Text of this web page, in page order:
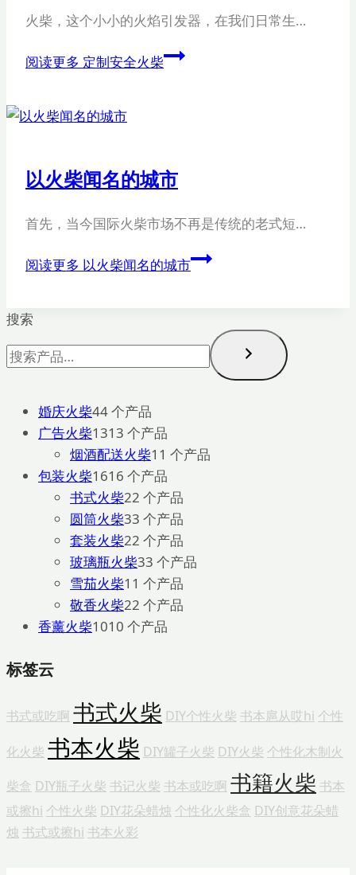
火柴，这个小小的火焰引发器，在我们日常生…
阅读更多 定制安全火柴
以火柴闻名的城市
首先，当今国际火柴市场不再是传统的老式短…
阅读更多 以火柴闻名的城市
搜索
婚庆火柴44 个产品
广告火柴1313 个产品
烟酒配送火柴1 1 个产品
包装火柴1616 个产品
书式火柴22 个产品
圆筒火柴33 个产品
套装火柴22 个产品
玻璃瓶火柴33 个产品
雪茄火柴1 1 个产品
敬香火柴22 个产品
香薰火柴1010 个产品
标签云
书式或吃啊 书式火柴 DIY个性火柴 书本扈从哎hi 个性
化火柴 书本火柴 DIY罐子火柴 DIY火柴 个性化木制火
柴盒 DIY瓶子火柴 书记火柴 书本或吃啊 书籍火柴 书本
或擦hi 个性火柴 DIY花朵蜡烛 个性化火柴盒 DIY创意花朵蜡
烛 书式或擦hi 书本火彩